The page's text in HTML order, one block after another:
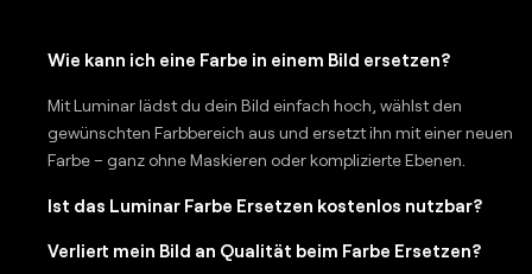
Wie kann ich eine Farbe in einem Bild ersetzen?
Mit Luminar lädst du dein Bild einfach hoch, wählst den
gewünschten Farbbereich aus und ersetzt ihn mit einer neuen
Farbe – ganz ohne Maskieren oder komplizierte Ebenen.
Ist das Luminar Farbe Ersetzen kostenlos nutzbar?
Verliert mein Bild an Qualität beim Farbe Ersetzen?